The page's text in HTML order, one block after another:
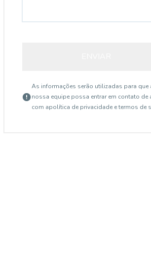
As informações serão utilizadas para que
nossa equipe possa entrar em contato de
com apolítica de privacidade e termos de